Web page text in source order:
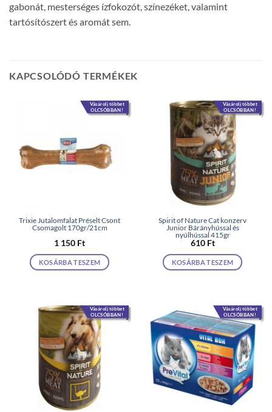
gabonát, mesterséges ízfokozót, színezéket, valamint
tartósítószert és aromát sem.
KAPCSOLÓDÓ TERMÉKEK
Vásárolj többet
OLCSÓBBAN!
Trixie Jutalomfalat Préselt Csont
Csomagolt 170gr/21cm
1 150 Ft
KOSÁRBA TESZEM
Vásárolj többet
OLCSÓBBAN!
Spirit of Nature Cat konzerv
Junior Bárányhússal és
nyúlhússal 415gr
610 Ft
KOSÁRBA TESZEM
Vásárolj többet
OLCSÓBBAN!
Vásárolj többet
OLCSÓBBAN!